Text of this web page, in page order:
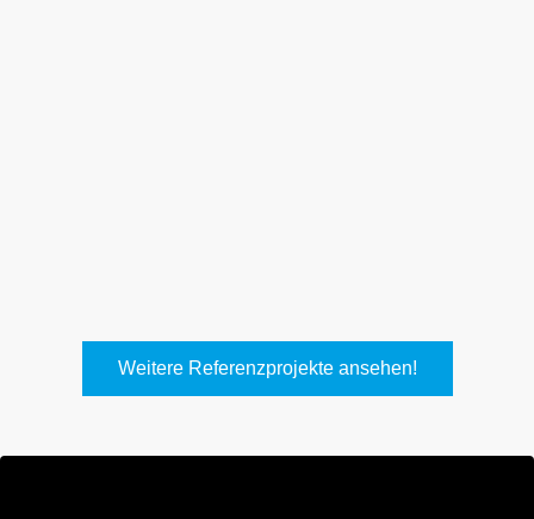
Weitere Referenzprojekte ansehen!